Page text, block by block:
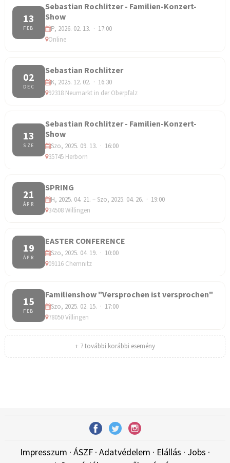
13
FEB
Sebastian Rochlitzer - Familien-Konzert-
Show
P, 2026. 02. 13. · 17:00
Online
02
DEC
Sebastian Rochlitzer
K, 2025. 12. 02. · 16:30
92318 Neumarkt in der Oberpfalz
13
SZE
Sebastian Rochlitzer - Familien-Konzert-
Show
Szo, 2025. 09. 13. · 16:00
35745 Herborn
21
ÁPR
SPRING
H, 2025. 04. 21. – Szo, 2025. 04. 26. · 19:00
34508 Willingen
19
ÁPR
EASTER CONFERENCE
Szo, 2025. 04. 19. · 10:00
09116 Chemnitz
15
FEB
Familienshow "Versprochen ist versprochen"
Szo, 2025. 02. 15. · 17:00
78050 Villingen
+ 7 további korábbi esemény
Impresszum · ÁSZF · Adatvédelem · Elállás · Jobs ·